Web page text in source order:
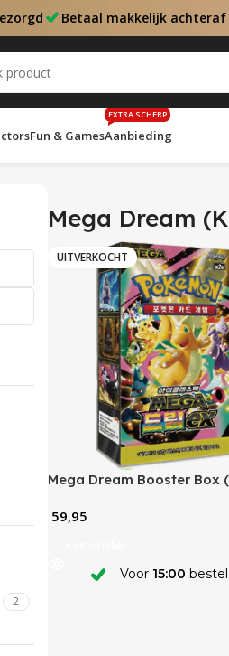
Betaal makkelijk
Fun & GamesAanbieding
EXTRA SCHERP
2
Mega Dream
UITVERKOCHT
Mega Dream Booster Box
59,95
Voor 15:00